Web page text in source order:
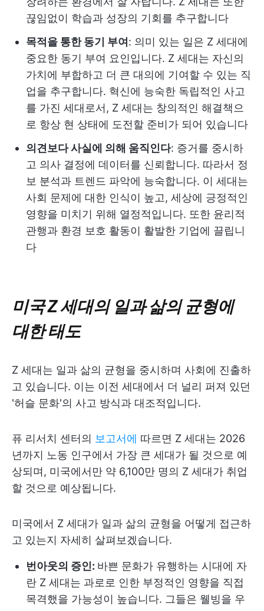
끊임없이 학습과 성장의 기회를 추구합니다
목적을 통한 동기 부여 : 의미 있는 일은 Z 세대에
중요한 동기 부여 요인입니다. Z 세대는 자신의
가치에 부합하고 더 큰 대의에 기여할 수 있는 직
업을 추구합니다. 혁신에 능숙한 독립적인 사고
를 가진 세대로서, Z 세대는 창의적인 해결책으
로 항상 현 상태에 도전할 준비가 되어 있습니다
의견보다 사실에 의해 움직인다: 증거를 중시하
고 의사 결정에 데이터를 신뢰합니다. 따라서 정
보 분석과 트렌드 파악에 능숙합니다. 이 세대는
사회 문제에 대한 인식이 높고, 세상에 긍정적인
영향을 미치기 위해 열정적입니다. 또한 윤리적
관행과 환경 보호 활동이 활발한 기업에 끌립니
다
미국 Z 세대의 일과 삶의 균형에
대한 태도
Z 세대는 일과 삶의 균형을 중시하며 사회에 진출하
고 있습니다. 이는 이전 세대에서 더 널리 퍼져 있던
'허슬 문화'의 사고 방식과 대조적입니다.
퓨 리서치 센터의 보고서에 따르면 Z 세대는 2026
년까지 노동 인구에서 가장 큰 세대가 될 것으로 예
상되며, 미국에서만 약 6,100만 명의 Z 세대가 취업
할 것으로 예상됩니다.
미국에서 Z 세대가 일과 삶의 균형을 어떻게 접근하
고 있는지 자세히 살펴보겠습니다.
번아웃의 증인: 바쁜 문화가 유행하는 시대에 자
란 Z 세대는 과로로 인한 부정적인 영향을 직접
목격했을 가능성이 높습니다. 그들은 웰빙을 우